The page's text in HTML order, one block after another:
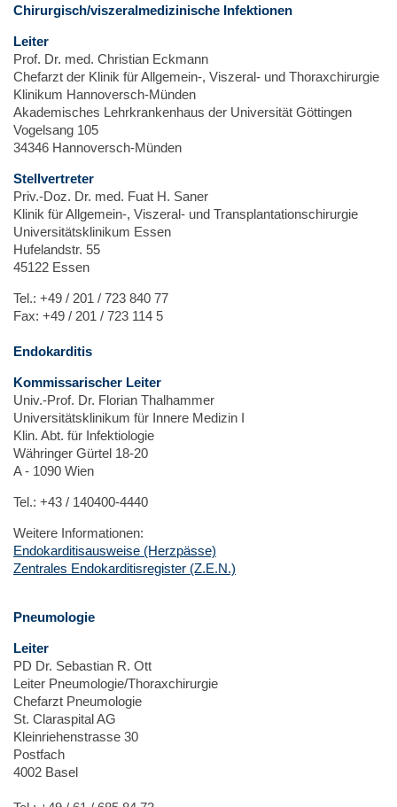
Chirurgisch/viszeralmedizinische Infektionen
Leiter
Prof. Dr. med. Christian Eckmann
Chefarzt der Klinik für Allgemein-, Viszeral- und Thoraxchirurgie
Klinikum Hannoversch-Münden
Akademisches Lehrkrankenhaus der Universität Göttingen
Vogelsang 105
34346 Hannoversch-Münden
Stellvertreter
Priv.-Doz. Dr. med. Fuat H. Saner
Klinik für Allgemein-, Viszeral- und Transplantationschirurgie
Universitätsklinikum Essen
Hufelandstr. 55
45122 Essen
Tel.: +49 / 201 / 723 840 77
Fax: +49 / 201 / 723 114 5
Endokarditis
Kommissarischer Leiter
Univ.-Prof. Dr. Florian Thalhammer
Universitätsklinikum für Innere Medizin I
Klin. Abt. für Infektiologie
Währinger Gürtel 18-20
A - 1090 Wien
Tel.: +43 / 140400-4440
Weitere Informationen:
Endokarditisausweise (Herzpässe)
Zentrales Endokarditisregister (Z.E.N.)
Pneumologie
Leiter
PD Dr. Sebastian R. Ott
Leiter Pneumologie/Thoraxchirurgie
Chefarzt Pneumologie
St. Claraspital AG
Kleinriehenstrasse 30
Postfach
4002 Basel